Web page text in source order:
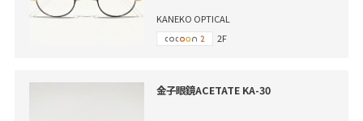
KANEKO OPTICAL
2F
金子眼鏡ACETATE KA-30